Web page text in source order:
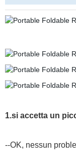
1.si accetta un
--OK, nessun